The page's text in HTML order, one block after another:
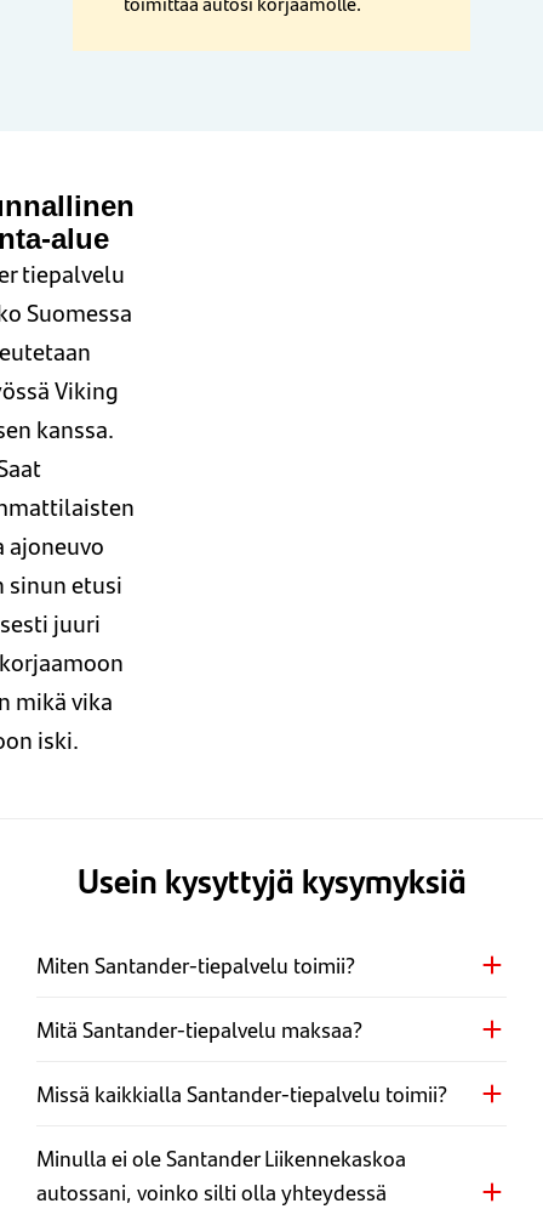
alue
tiepalvelu
Suomessa
Viking
kanssa.
ajoneuvo
sinun etusi
juuri
mikä vika
iski.
Usein kysyttyjä kysymyksiä
Miten Santander-tiepalvelu toimii?
Mitä Santander-tiepalvelu maksaa?
Missä kaikkialla Santander-tiepalvelu toimii?
Minulla ei ole Santander Liikennekaskoa
autossani, voinko silti olla yhteydessä